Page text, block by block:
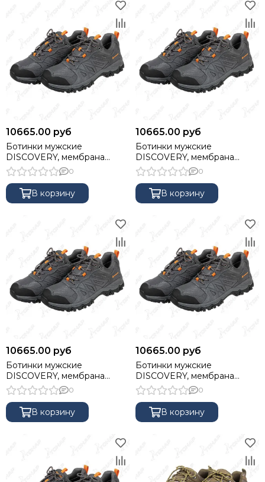
10665.00 руб
Ботинки мужские
DISCOVERY, мембрана
Kingtex, серые, 42 NISUS
0
В корзину
10665.00 руб
Ботинки мужские
DISCOVERY, мембрана
Kingtex, серые, 43 NISUS
0
В корзину
10665.00 руб
Ботинки мужские
DISCOVERY, мембрана
Kingtex, серые, 44 NISUS
0
В корзину
10665.00 руб
Ботинки мужские
DISCOVERY, мембрана
Kingtex, серые, 45 NISUS
0
В корзину